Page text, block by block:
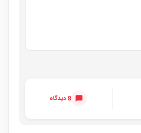
8 دیدگاه